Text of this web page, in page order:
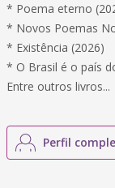
* Poema eterno
* Novos Poemas
* Existência (2026)
* O Brasil é o país
Entre outros livros...
Perfil